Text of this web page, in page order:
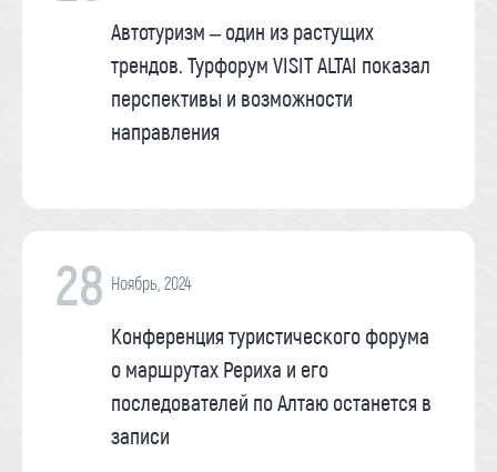
Автотуризм – один из растущих
трендов. Турфорум VISIT ALTAI показал
перспективы и возможности
направления
28 Ноябрь, 2024
Конференция туристического форума
о маршрутах Рериха и его
последователей по Алтаю останется в
записи